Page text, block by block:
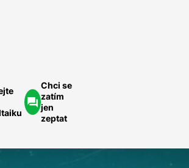
Chci se
zatím
jen
zeptat